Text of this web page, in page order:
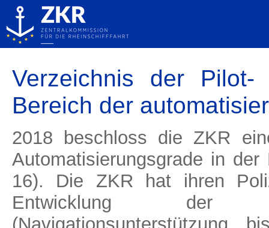
Verzeichnis der Pilot-
Bereich der
2018 beschloss die ZKR eine erste internationale Definition der
Automatisierungsgrade in
16). Die ZKR hat ihren
Entwicklung der
Cookie-Einstellungen